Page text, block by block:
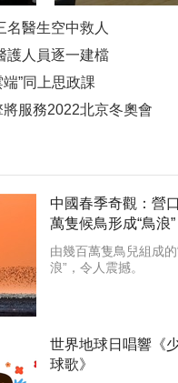
名醫生空中救人
護人員逐一建檔
”同上思政課
服務2022北京冬奧會
中國春季奇觀：營
萬隻候鳥形成“鳥浪”
由幾百萬隻鳥兒組成的
浪”，令人震撼。
世界地球日唱響《
球歌》